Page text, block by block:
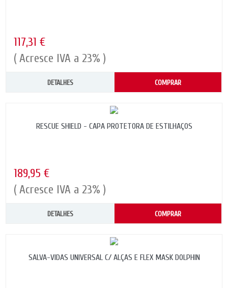
117,31 €
( Acresce IVA a 23% )
DETALHES COMPRAR
RESCUE SHIELD - CAPA PROTETORA DE ESTILHAÇOS
189,95 €
( Acresce IVA a 23% )
DETALHES COMPRAR
SALVA-VIDAS UNIVERSAL C/ ALÇAS E FLEX MASK DOLPHIN